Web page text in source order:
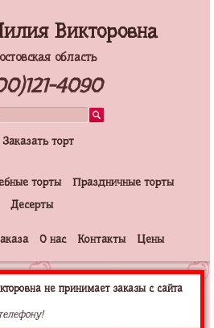
Викторовна
область
4090
Заказать торт
торты
Праздничные торты
Десерты
О нас Контакты Цены
не принимает заказы с сайта